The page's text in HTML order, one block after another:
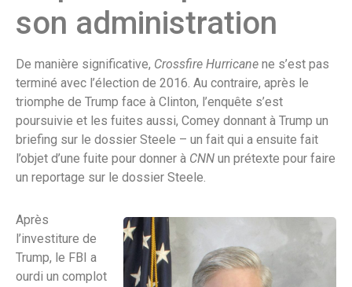
son administration
De manière significative, Crossfire Hurricane ne s’est pas
terminé avec l’élection de 2016. Au contraire, après le
triomphe de Trump face à Clinton, l’enquête s’est
poursuivie et les fuites aussi, Comey donnant à Trump un
briefing sur le dossier Steele – un fait qui a ensuite fait
l’objet d’une fuite pour donner à CNN un prétexte pour faire
un reportage sur le dossier Steele.
Après
l’investiture de
Trump, le FBI a
ourdi un complot